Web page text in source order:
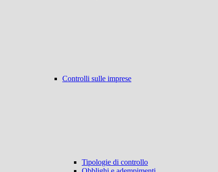
Controlli sulle imprese
Tipologie di controllo